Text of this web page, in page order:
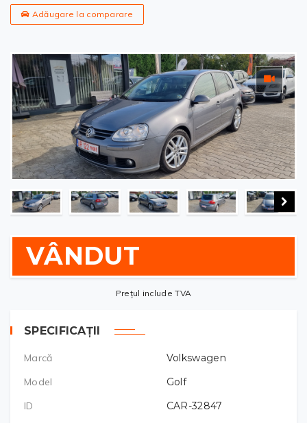
Adăugare la comparare
VÂNDUT
Prețul include TVA
SPECIFICAȚII
Marcă
Volkswagen
Model
Golf
ID
CAR-32847